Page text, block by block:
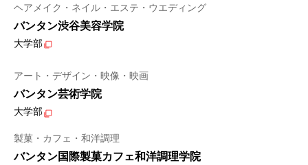
ヘアメイク・ネイル・エステ・ウエディング
バンタン渋谷美容学院
大学部
アート・デザイン・映像・映画
バンタン芸術学院
大学部
製菓・カフェ・和洋調理
バンタン国際製菓カフェ和洋調理学院